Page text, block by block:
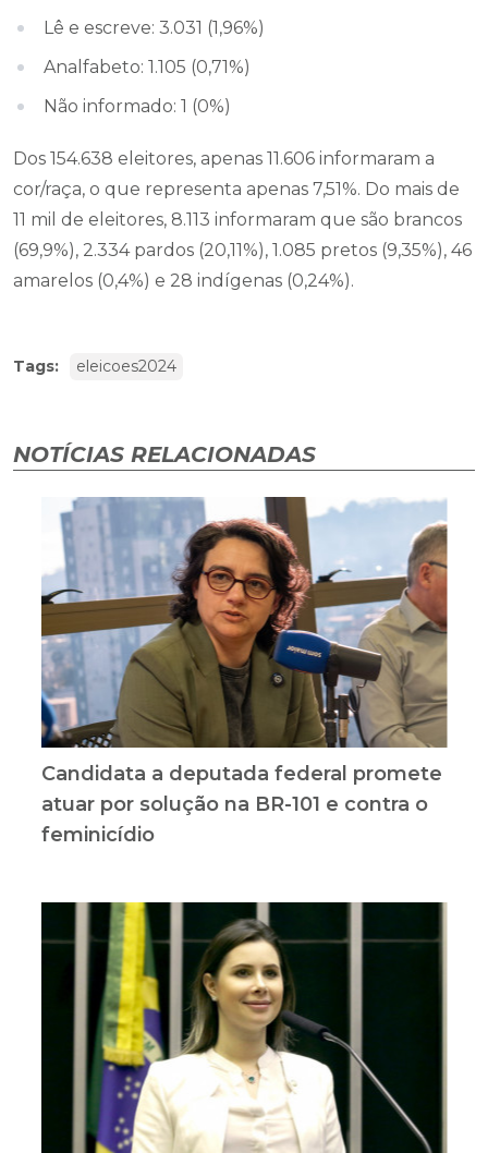
Lê e escreve: 3.031 (1,96%)
Analfabeto: 1.105 (0,71%)
Não informado: 1 (0%)
Dos 154.638 eleitores, apenas 11.606 informaram a
cor/raça, o que representa apenas 7,51%. Do mais de
11 mil de eleitores, 8.113 informaram que são brancos
(69,9%), 2.334 pardos (20,11%), 1.085 pretos (9,35%), 46
amarelos (0,4%) e 28 indígenas (0,24%).
Tags: eleicoes2024
NOTÍCIAS RELACIONADAS
Candidata a deputada federal promete
atuar por solução na BR-101 e contra o
feminicídio